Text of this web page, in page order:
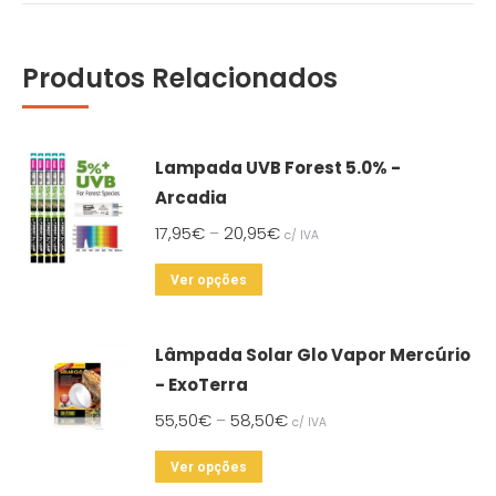
Produtos Relacionados
Lampada UVB Forest 5.0% -
Arcadia
17,95€ – 20,95€ c/ IVA
Ver opções
multiple
The
options
may
Lâmpada Solar Glo Vapor Mercúrio
- ExoTerra
55,50€ – 58,50€ c/ IVA
Ver opções